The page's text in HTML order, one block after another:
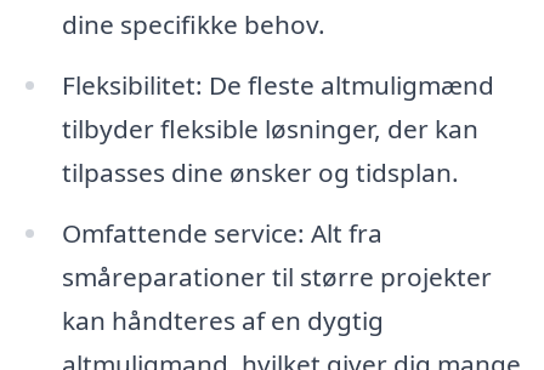
dine specifikke behov.
Fleksibilitet: De fleste altmuligmænd
tilbyder fleksible løsninger, der kan
tilpasses dine ønsker og tidsplan.
Omfattende service: Alt fra
småreparationer til større projekter
kan håndteres af en dygtig